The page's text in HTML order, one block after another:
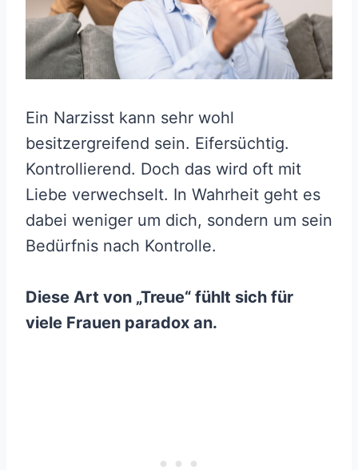
Ein Narzisst kann sehr wohl
besitzergreifend sein. Eifersüchtig.
Kontrollierend. Doch das wird oft mit
Liebe verwechselt. In Wahrheit geht es
dabei weniger um dich, sondern um sein
Bedürfnis nach Kontrolle.
Diese Art von „Treue“ fühlt sich für
viele Frauen paradox an.